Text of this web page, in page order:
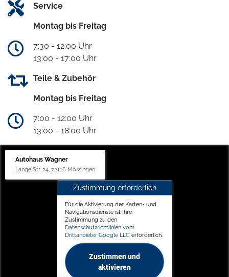
Service
Montag bis Freitag
7:30 - 12:00 Uhr
13:00 - 17:00 Uhr
Teile & Zubehör
Montag bis Freitag
7:00 - 12:00 Uhr
13:00 - 18:00 Uhr
Autohaus Wagner
Lange Str. 24, 72116 Mössingen
Zustimmung erforderlich
Für die Aktivierung der Karten- und
Navigationsdienste ist Ihre
Zustimmung zu den
Datenschutzrichtlinien vom
Drittanbieter Google LLC erforderlich.
Zustimmen und
aktivieren